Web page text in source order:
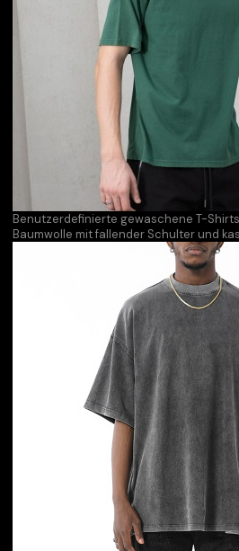
Benutzerdefinierte gewaschene T-
Baumwolle mit fallender Schulter und